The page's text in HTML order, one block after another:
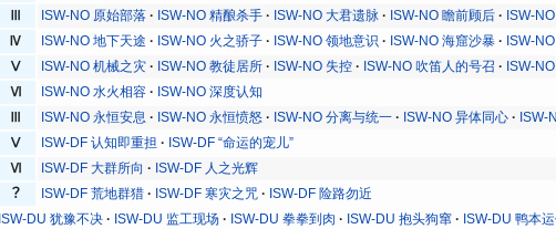
ISW-NO 原始部落 ISW-NO 精酿杀手 ISW-NO 大君遗脉 ISW-NO 瞻前顾后 ISW-
Ⅳ
ISW-NO 地下天途 ISW-NO 火之骄子 ISW-NO 领地意识 ISW-NO 海窟沙暴 ISW-
Ⅴ
ISW-NO 机械之灾 ISW-NO 教徒居所 ISW-NO 失控 ISW-NO 吹笛人的号召 ISW-
Ⅵ
ISW-NO 水火相容 ISW-NO 深度认知
ISW-NO 永恒安息 ISW-NO 永恒愤怒 ISW-NO 分离与统一 ISW-NO 异体同心 ISW-
Ⅴ
ISW-DF 认知即重担
ISW-DF “命运的宠儿”
Ⅵ
ISW-DF 大群所向
ISW-DF 人之光辉
？
ISW-DF 荒地群猎 ISW-DF 寒灾之咒
ISW-DF 险路勿近
ISW-DU 犹豫不决 ISW-DU 监工现场 ISW-DU 拳拳到肉 ISW-DU 抱头狗窜
ISW-DU 鸭本